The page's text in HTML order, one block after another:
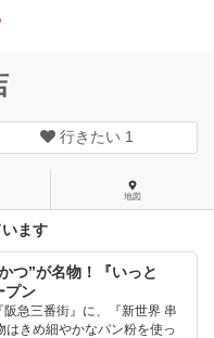
行きたい 1
地図
ます
つ”が名物！『いっと
プン
急三番街』に、『新世界 串
きめ細やかなパン粉を使っ